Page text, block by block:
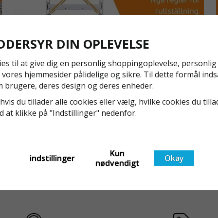
NYA REGLER FÖR RULLSTÄLLNING - AFS2023:9 &
EN1004:2020
Även om det kan verka högst osannolikt så är våra
ändring på. Från och med 2025 träder nya
föreskrifter i kraft i Sverige gällande rullställningar,
Läs mer om de nya reglerna!
DIN OPLEVELSE
til at give dig en personlig shoppingoplevelse,
hjemmesider pålidelige og sikre. Til dette formål
brugere, deres design og deres enheder.
du tillader alle cookies eller vælg, hvilke cookies du
at klikke på "Indstillinger" nedenfor.
indstillinger
Kun
nødvendigt
Okay